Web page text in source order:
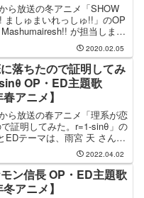
ら放送の冬アニメ「SHOW
ましゅまいれっしゅ!!」のOP
が担当しま
歌のタイトルは「ヒロメネ
EDテーマもOP主題歌と同じ
「Mash...
2020.02.05
落ちたので証明してみ
OP・ED主題歌
春アニメ】
ら放送の春アニメ「理系が恋
証明してみた。r=1-sinθ」の
EDテーマは、雨宮 天 さんと
HoneyWorks さんが担当しま
歌は 雨宮 天 さんが担当し、
2022.04.02
ン信長 OP・ED主題歌
冬アニメ】